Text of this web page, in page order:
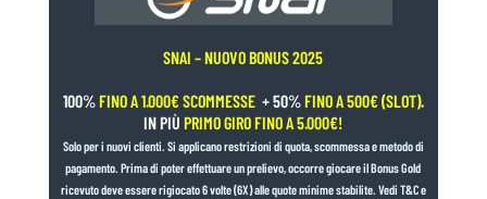
SNAI – NUOVO BONUS 2025
100%FINO A 1.000€ SCOMMESSE + 50%FINO A 500€ (SLOT).
IN PIÙPRIMO GIRO FINO A 5.000€!
Solo per i nuovi clienti. Si applicano restrizioni di quota, scommessa e metodo di
pagamento. Prima di poter effettuare un prelievo, occorre giocare il Bonus Gold
ricevuto deve essere rigiocato 6 volte (6X) alle quote minime stabilite. Vedi T&C e